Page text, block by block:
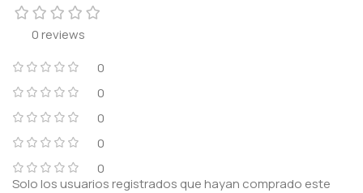
0 reviews
0
0
0
0
0
Solo los usuarios registrados que hayan comprado este